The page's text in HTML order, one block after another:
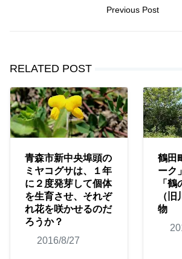
Previous Post
RELATED POST
青森市新中央埠頭の
ミヤコグサは、１年
に２度発芽して個体
を生育させ、それぞ
れ花を咲かせるのだ
ろうか？
2016/8/27
鶴田
ーク
「
（
物